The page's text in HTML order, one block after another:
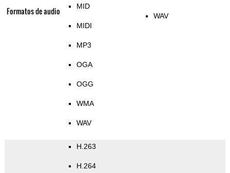
Formatos de audio MID
MIDI
MP3
OGA
OGG
WMA
WAV
WAV
H.263
H.264